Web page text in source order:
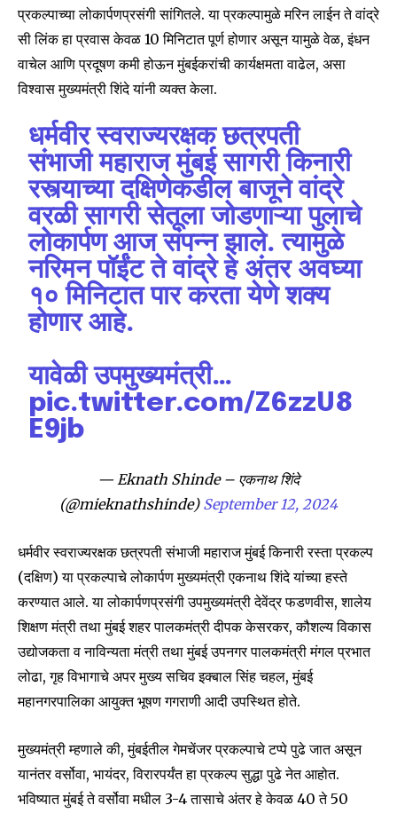
Join our community of
SUBSCRIBERS and be part of the
conversation.
To subscribe, simply enter your email address on our website
or click the subscribe button below. Don't worry, we respect
your privacy and won't spam your inbox. Your information is
safe with us.
SUBSCRIBE
प्रकल्पाच्या लोकार्पणप्रसंगी सांगितले. या प्रकल्पामुळे मरिन लाईन ते वांद्रे
सी लिंक हा प्रवास केवळ 10 मिनिटात पूर्ण होणार असून यामुळे वेळ, इंधन
वाचेल आणि प्रदूषण कमी होऊन मुंबईकरांची कार्यक्षमता वाढेल, असा
विश्वास मुख्यमंत्री शिंदे यांनी व्यक्त केला.
धर्मवीर स्वराज्यरक्षक छत्रपती
संभाजी महाराज मुंबई सागरी किनारी
रस्त्याच्या दक्षिणेकडील बाजूने वांद्रे
वरळी सागरी सेतूला जोडणाऱ्या पुलाचे
लोकार्पण आज संपन्न झाले. त्यामुळे
नरिमन पॉईंट ते वांद्रे हे अंतर अवघ्या
१० मिनिटात पार करता येणे शक्य
होणार आहे.
यावेळी उपमुख्यमंत्री…
pic.twitter.com/Z6zzU8
E9jb
— Eknath Shinde – एकनाथ शिंदे
(@mieknathshinde) September 12, 2024
धर्मवीर स्वराज्यरक्षक छत्रपती संभाजी महाराज मुंबई किनारी रस्ता प्रकल्प
(दक्षिण) या प्रकल्पाचे लोकार्पण मुख्यमंत्री एकनाथ शिंदे यांच्या हस्ते
करण्यात आले. या लोकार्पणप्रसंगी उपमुख्यमंत्री देवेंद्र फडणवीस, शालेय
शिक्षण मंत्री तथा मुंबई शहर पालकमंत्री दीपक केसरकर, कौशल्य विकास
उद्योजकता व नाविन्यता मंत्री तथा मुंबई उपनगर पालकमंत्री मंगल प्रभात
लोढा, गृह विभागाचे अपर मुख्य सचिव इक्बाल सिंह चहल, मुंबई
महानगरपालिका आयुक्त भूषण गगराणी आदी उपस्थित होते.
मुख्यमंत्री म्हणाले की, मुंबईतील गेमचेंजर प्रकल्पाचे टप्पे पुढे जात असून
यानंतर वर्सोवा, भायंदर, विरारपर्यंत हा प्रकल्प सुद्धा पुढे नेत आहोत.
भविष्यात मुंबई ते वर्सोवा मधील 3-4 तासाचे अंतर हे केवळ 40 ते 50